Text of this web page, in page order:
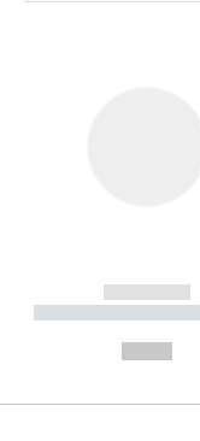
------------
-----------